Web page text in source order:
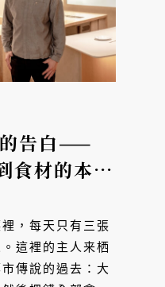
告白——
食材的本
，每天只有三張
這裡的主人来栖
傳說的過去：大